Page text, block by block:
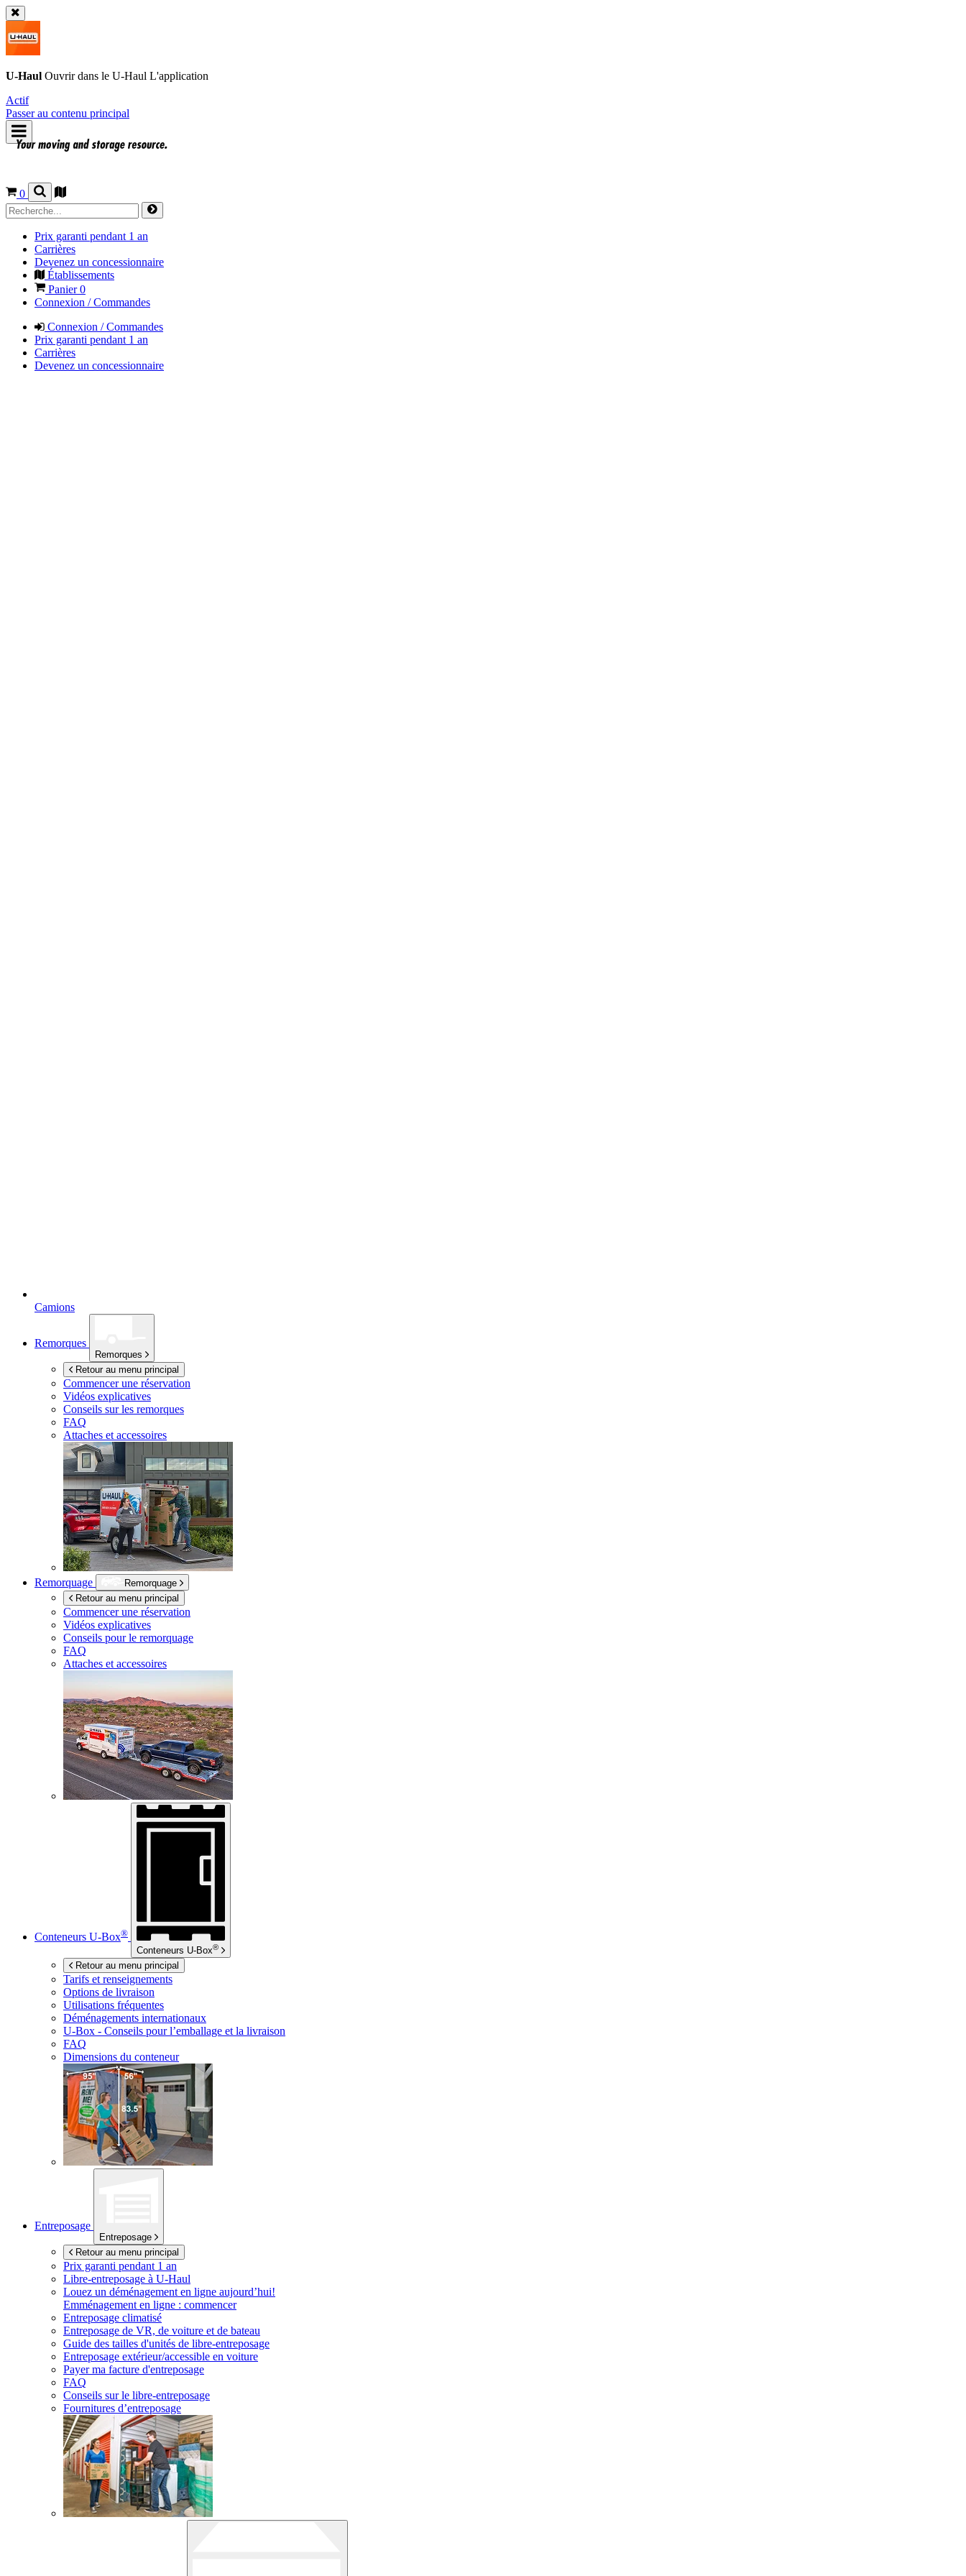
U-Haul Ouvrir dans le U-Haul L'application
Actif
Passer au contenu principal
0
Prix garanti pendant 1 an
Carrières
Devenez un concessionnaire
Établissements
Panier0
Connexion / Commandes
Connexion / Commandes
Prix garanti pendant 1 an
Carrières
Devenez un concessionnaire
Camions
Remorques
Remorques
Retour au menu principal
Commencer une réservation
Vidéos explicatives
Conseils sur les remorques
FAQ
Attaches et accessoires
Remorquage
Remorquage
Retour au menu principal
Commencer une réservation
Vidéos explicatives
Conseils pour le remorquage
FAQ
Attaches et accessoires
Conteneurs U-Box®
Conteneurs U-Box®
Retour au menu principal
Tarifs et renseignements
Options de livraison
Utilisations fréquentes
Déménagements internationaux
U-Box - Conseils pour l’emballage et la livraison
FAQ
Dimensions du conteneur
Entreposage
Entreposage
Retour au menu principal
Prix garanti pendant 1 an
Libre-entreposage à U-Haul
Louez un déménagement en ligne aujourd’hui!
Emménagement en ligne : commencer
Entreposage climatisé
Entreposage de VR, de voiture et de bateau
Guide des tailles d'unités de libre-entreposage
Entreposage extérieur/accessible en voiture
Payer ma facture d'entreposage
FAQ
Conseils sur le libre-entreposage
Fournitures d’entreposage